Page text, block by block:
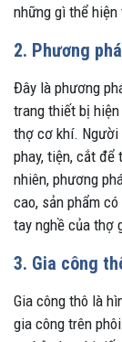
những gì thể hiện
2. Phương
Đây là phương
trang thiết bị
thợ cơ khí. Người
phay, tiện, cắt để
nhiên, phương
cao, sản phẩm
tay nghề của thợ
3. Gia công
Gia công thô là
gia công trên